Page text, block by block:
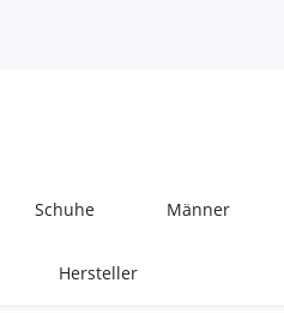
Schuhe Männer
Hersteller